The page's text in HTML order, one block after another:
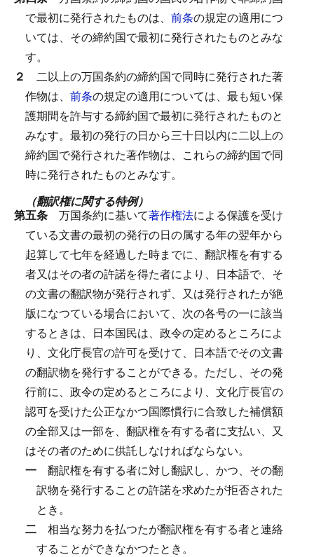
で最初に発行されたものは、 前条の規定の適用につ
いては、その締約国で最初に発行されたものとみな
す。
２ 二以上の万国条約の締約国で同時に発行された著
作物は、 前条の規定の適用については、最も短い保
護期間を許与する締約国で最初に発行されたものと
みなす。 最初の発行の日から三十日以内に二以上の
締約国で発行された著作物は、これらの締約国で同
時に発行されたものとみなす。
（翻訳権に関する特例）
第五条 万国条約に基いて著作権法による保護を受け
ている文書の最初の発行の日の属する年の翌年から
起算して七年を経過した時までに、翻訳権を有する
者又はその者の許諾を得た者により、日本語で、そ
の文書の翻訳物が発行されず、又は発行されたが絶
版になつている場合において、次の各号の一に該当
するときは、日本国民は、政令の定めるところによ
り、文化庁長官の許可を受けて、日本語でその文書
の翻訳物を発行することができる。 ただし、その発
行前に、政令の定めるところにより、文化庁長官の
認可を受けた公正なかつ国際慣行に合致した補償額
の全部又は一部を、翻訳権を有する者に支払い、又
はその者のために供託しなければならない。
一 翻訳権を有する者に対し翻訳し、かつ、その翻
訳物を発行することの許諾を求めたが拒否された
とき。
二 相当な努力を払つたが翻訳権を有する者と連絡
することができなかつたとき。